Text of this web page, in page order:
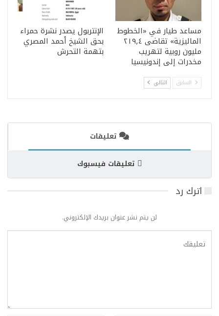
مساعد طيار في «الخطوط
الماليزية» تقاضى ٢١٩٫٤
مليون روبية لتهريب
مخدرات إلى إندونيسيا
الإنتربول يصدر نشرة حمراء
بحق الشيخ أحمد المصري
بتهمة التحرش
السابق التالي
تعليقات
تعليقات فيسبوك
اترك رد
لن يتم نشر عنوان بريدك الإلكتروني.